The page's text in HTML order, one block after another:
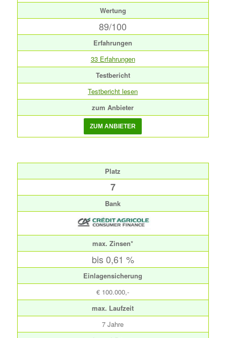
Wertung
89/100
Erfahrungen
33 Erfahrungen
Testbericht
Testbericht lesen
zum Anbieter
Platz
7
Bank
max. Zinsen*
bis 0,61 %
Einlagensicherung
€ 100.000,-
max. Laufzeit
7 Jahre